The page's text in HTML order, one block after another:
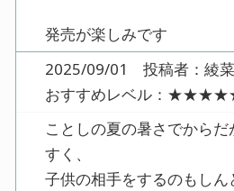
発売が楽しみです
2025/09/01 投稿者：綾菜
おすすめレベル：
ことしの夏の暑さでからだ
すく、
子供の相手をするのもしん